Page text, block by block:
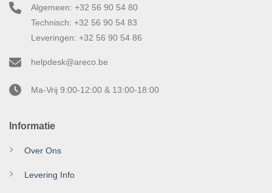
Informatie
Over Ons
Levering Info
Algemeen: +32 56 90 54 80
Technisch: +32 56 90 54 83
Leveringen: +32 56 90 54 86
helpdesk@areco.be
Ma-Vrij 9:00-12:00 & 13:00-18:00